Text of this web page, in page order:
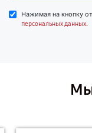
Нажимая на кнопку
персональных данных.